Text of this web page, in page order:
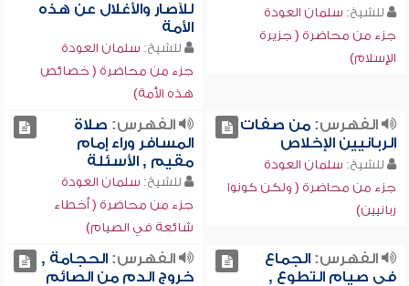
للشيخ: سلمان العودة
جزء من محاضرة ( جزيرة
الإسلام)
للآصار والأغلال عن هذه
الأمة
للشيخ: سلمان العودة
جزء من محاضرة ( خصائص
هذه الأمة)
الفهرس:من صفات
الربانيين الإخلاص
للشيخ: سلمان العودة
جزء من محاضرة ( ولكن كونوا
ربانيين)
الفهرس: صلاة
المسافر وراء إمام
مقيم , الأسئلة
للشيخ: سلمان العودة
جزء من محاضرة ( أخطاء
شائعة في الصيام)
الفهرس:الجماع
في صيام التطوع ,
الفهرس:الحجامة ,
خروج الدم من الصائم